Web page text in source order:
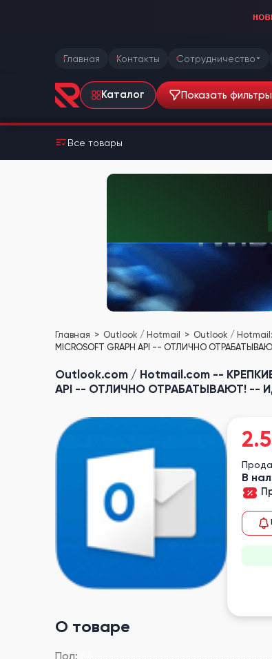
Главная Контакты Сотрудничество
Каталог Показать фильтры
Все товары
Главная Outlook / Hotmail Outlook /
MICROSOFT GRAPH API -- ОТЛИЧНО
Outlook.com / Hotmail.com --
API -- ОТЛИЧНО ОТРАБАТЫВАЮТ! --
О товаре
Пол:
В